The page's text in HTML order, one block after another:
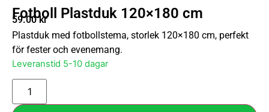
Fotboll Plastduk 120×180 cm
59.00kr
Plastduk med fotbollstema, storlek 120×180 cm, perfekt
för fester och evenemang.
Leveranstid 5-10 dagar